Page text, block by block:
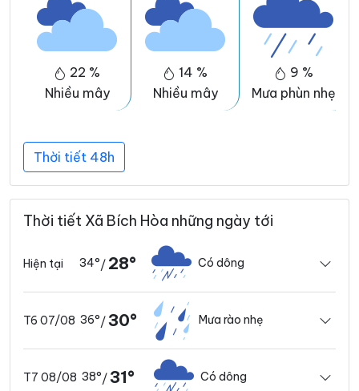
22 %
Nhiều mây
14 %
Nhiều mây
9 %
Mưa phùn nhẹ
Thời tiết 48h
Thời tiết Xã Bích Hòa những ngày tới
Hiện tại 34°/ 28° Có dông
T6 07/08 36°/30° Mưa rào nhẹ
T7 08/08 38°/31° Có dông